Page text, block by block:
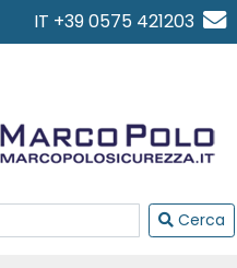
IT +39 0575 421203
Cerca